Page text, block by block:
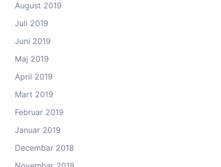
August 2019
Juli 2019
Juni 2019
Maj 2019
April 2019
Mart 2019
Februar 2019
Januar 2019
Decembar 2018